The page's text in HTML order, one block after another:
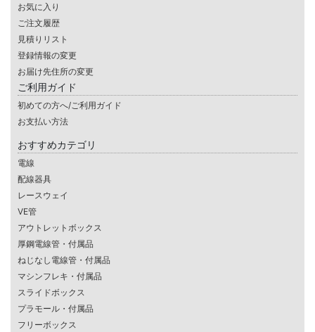
お気に入り
ご注文履歴
見積りリスト
登録情報の変更
お届け先住所の変更
ご利用ガイド
初めての方へ/ご利用ガイド
お支払い方法
おすすめカテゴリ
電線
配線器具
レースウェイ
VE管
アウトレットボックス
厚鋼電線管・付属品
ねじなし電線管・付属品
マシンフレキ・付属品
スライドボックス
プラモール・付属品
フリーボックス